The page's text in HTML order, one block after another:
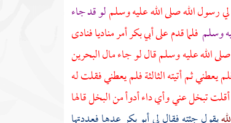
رسول الله صلى الله عليه وسلملو قد جاء
وسلم فلما قدم علىأبي بكرأمر مناديا فنادى
الله عليه وسلم قال لو جاء مالالبحرين
يعطني ثم أتيته الثالثة فلم يعطني فقلت له
تبخل عني وأي داء أدوأ من البخل قالها